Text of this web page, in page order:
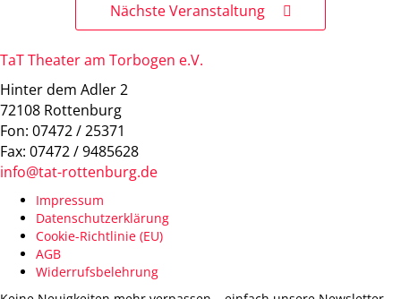
Nächste Veranstaltung
TaT Theater am Torbogen e.V.
Hinter dem Adler 2
72108 Rottenburg
Fon: 07472 / 25371
Fax: 07472 / 9485628
info@tat-rottenburg.de
Impressum
Datenschutzerklärung
Cookie-Richtlinie (EU)
AGB
Widerrufsbelehrung